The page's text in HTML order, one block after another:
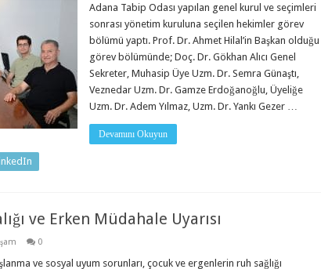
Adana Tabip Odası yapılan genel kurul ve seçimleri
sonrası yönetim kuruluna seçilen hekimler görev
bölümü yaptı. Prof. Dr. Ahmet Hilal’in Başkan olduğu
görev bölümünde; Doç. Dr. Gökhan Alıcı Genel
Sekreter, Muhasip Üye Uzm. Dr. Semra Günaştı,
Veznedar Uzm. Dr. Gamze Erdoğanoğlu, Üyeliğe
Uzm. Dr. Adem Yılmaz, Uzm. Dr. Yankı Gezer …
Devamını Okuyun
ve Erken Müdahale Uyarısı
0
ve sosyal uyum sorunları, çocuk ve ergenlerin ruh sağlığı